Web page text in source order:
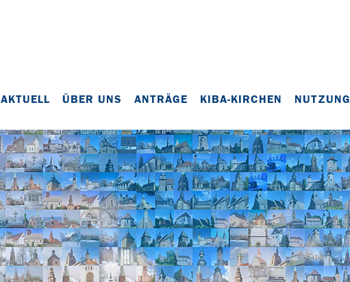
AKTUELL ÜBER UNS ANTRÄGE KIBA-KIRCHEN NUTZUNG